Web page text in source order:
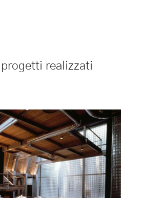
realizzati